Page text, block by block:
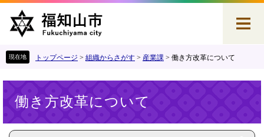
で
ば
トップページ > 組織からさがす > 産業課 > 働き方改革について
働き方改革について